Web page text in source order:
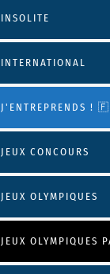
INSOLITE
INTERNATIONAL
J'ENTREPRENDS !
JEUX CONCOURS
JEUX OLYMPIQUES
JEUX OLYMPIQUES